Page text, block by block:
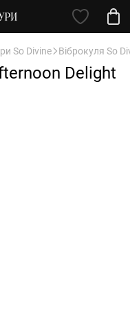
So Divine Віброкуля So
Delight